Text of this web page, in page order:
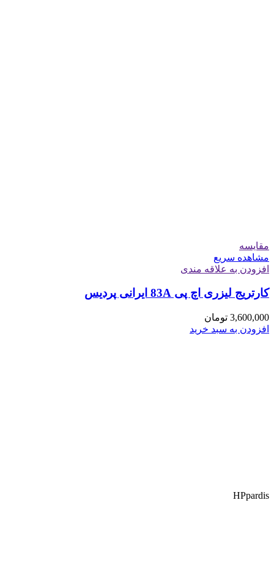
مقایسه
مشاهده سریع
افزودن به علاقه مندی
کارتریج لیزری اچ پی 83A ایرانی پردیس
3,600,000 تومان
افزودن به سبد خرید
HPpardis